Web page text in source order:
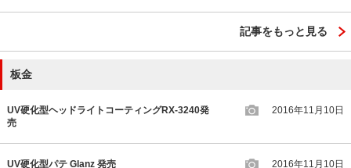
記事をもっと見る
板金
UV硬化型ヘッドライトコーティングRX-3240発
売
2016年11月10日
UV硬化型パテ Glanz 発売 2016年11月10日